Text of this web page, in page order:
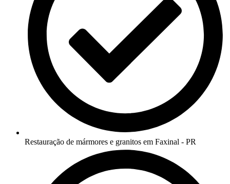
Restauração de mármores e granitos em Faxinal - PR